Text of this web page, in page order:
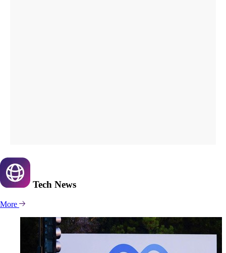
Tech News
More